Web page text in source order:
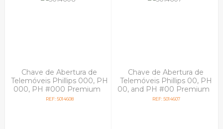
Chave de Abertura de
Telemóveis Phillips 000, PH
000, PH #000 Premium
REF: 5014608
Chave de Abertura de
Telemóveis Phillips 00, PH
00, and PH #00 Premium
REF: 5014607